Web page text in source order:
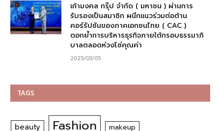
เก้ามงคล กรุ๊ป จำกัด ( มหาชน ) ผ่านการ
รับรองเป็นสมาชิก ผนึกแนวร่วมต่อต้าน
คอร์รัปชันของภาคเอกชนไทย ( CAC )
ตอกย้ำการบริหารธุรกิจภายใต้กรอบธรรมาภิ
บาลตลอดห่วงโซ่คุณค่า
2025/03/05
TAGS
beauty Fashion makeup